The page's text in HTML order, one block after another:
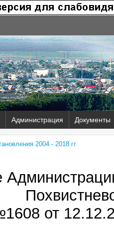
Администрация Документы
2004 - 2018 гг.
от